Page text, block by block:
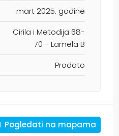
mart 2025. godine
Cirila i Metodija 68-
70 - Lamela B
Prodato
Pogledati na mapama